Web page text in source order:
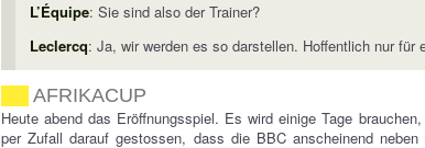
L’Équipe: Sie sind also der Trainer?
Leclercq: Ja, wir werden es so darstellen. Hoffentlich nur für
AFRIKACUP
Heute abend das Eröffnungsspiel. Es wird einige Tage
per Zufall darauf gestossen, dass die BBC anscheinend